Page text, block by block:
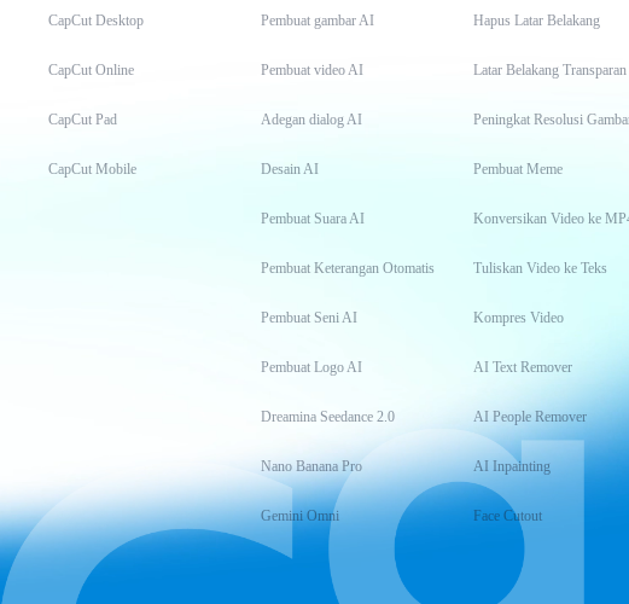
CapCut Desktop
CapCut Online
CapCut Pad
CapCut Mobile
Pembuat gambar AI
Pembuat video AI
Adegan dialog AI
Desain AI
Pembuat Suara AI
Pembuat Keterangan Otomatis
Pembuat Seni AI
Pembuat Logo AI
Dreamina Seedance 2.0
Nano Banana Pro
Gemini Omni
Hapus Latar Belakang
Latar Belakang Transparan
Peningkat Resolusi
Pembuat Meme
Konversikan Video ke
Tuliskan Video ke Teks
Kompres Video
AI Text Remover
AI People Remover
AI Inpainting
Face Cutout